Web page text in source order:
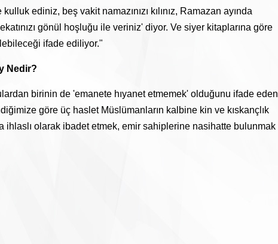
ediniz, beş vakit namazınızı kılınız, Ramazan ayında
gönül hoşluğu ile veriniz' diyor. Ve siyer kitaplarına göre
ifade ediliyor."
Nedir?
birinin de 'emanete hıyanet etmemek' olduğunu ifade eden
göre üç haslet Müslümanların kalbine kin ve kıskançlık
ihlaslı olarak ibadet etmek, emir sahiplerine nasihatte bulunmak